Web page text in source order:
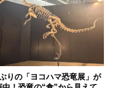
りの「ヨコハマ恐竜展」が